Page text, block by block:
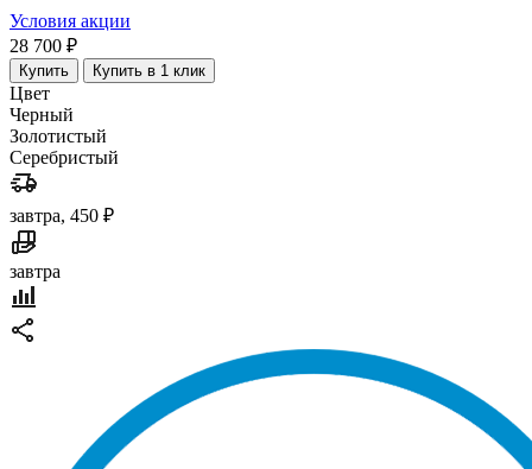
Условия акции
28 700 ₽
Купить Купить в 1 клик
Цвет
Черный
Золотистый
Серебристый
завтра, 450 ₽
завтра